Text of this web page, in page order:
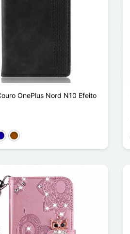
OnePlus Nord N10 Efeito
Escuro
Castanho